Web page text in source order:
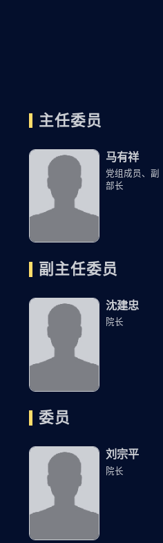
主任委员
马有祥
党组成员、副
部长
副主任委员
沈建忠
院长
委员
刘宗平
院长